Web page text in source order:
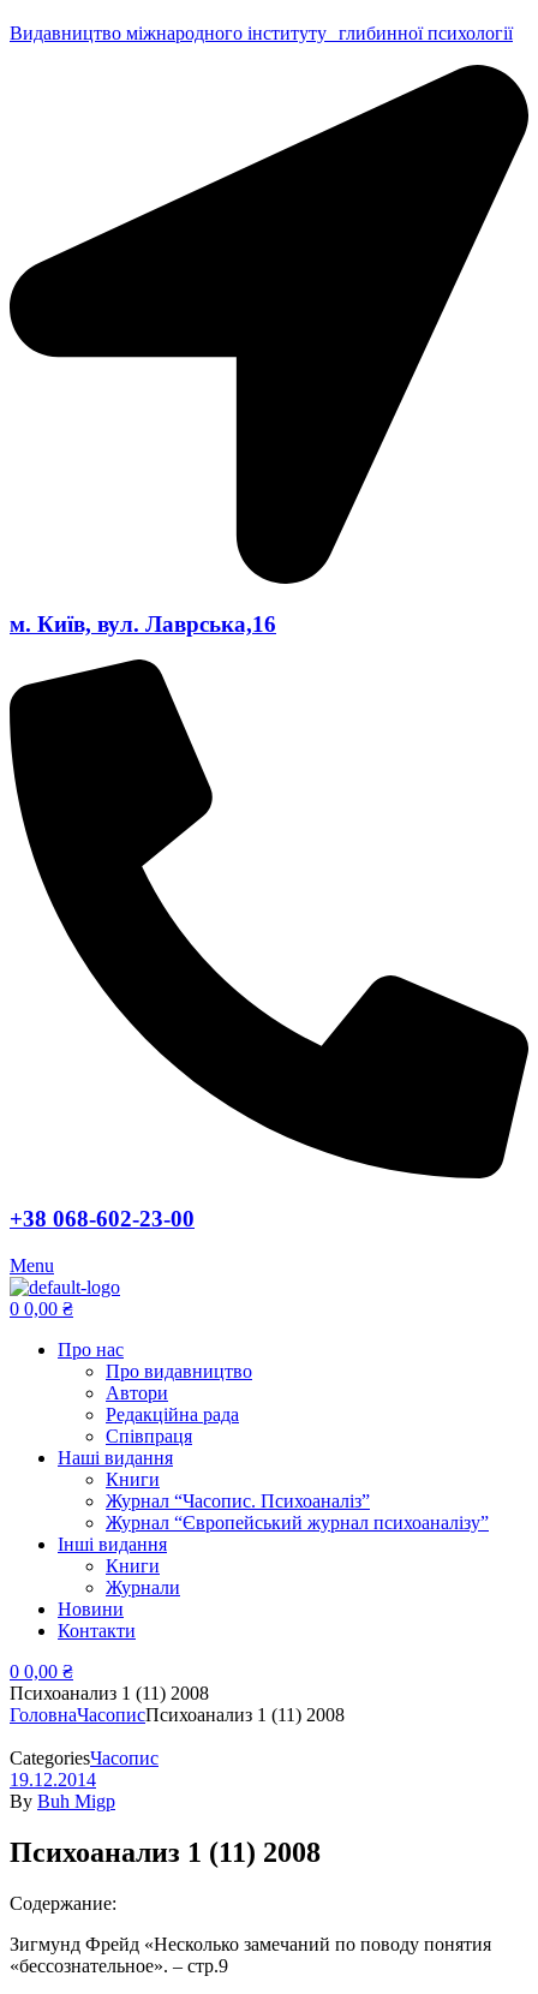
Видавництво міжнародного інституту глибинної психології
м. Київ, вул. Лаврська,16
+38 068-602-23-00
Menu
0 0,00 ₴
Про нас
Про видавництво
Автори
Редакційна рада
Співпраця
Наші видання
Книги
Журнал “Часопис. Психоаналіз”
Журнал “Європейський журнал психоаналізу”
Інші видання
Книги
Журнали
Новини
Контакти
0 0,00 ₴
Психоанализ 1 (11) 2008
ГоловнаЧасописПсихоанализ 1 (11) 2008
CategoriesЧасопис
19.12.2014
By Buh Migp
Психоанализ 1 (11) 2008
Содержание:
Зигмунд Фрейд «Несколько замечаний по поводу понятия
«бессознательное». – стр.9